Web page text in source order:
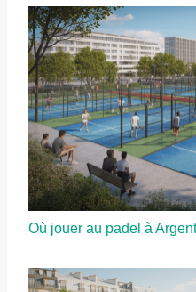
Où jouer au padel à